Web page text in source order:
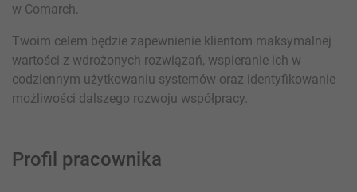
w Comarch.
Twoim celem będzie zapewnienie klientom maksymalnej
wartości z wdrożonych rozwiązań, wspieranie ich w
codziennym użytkowaniu systemów oraz identyfikowanie
możliwości dalszego rozwoju współpracy.
Profil pracownika